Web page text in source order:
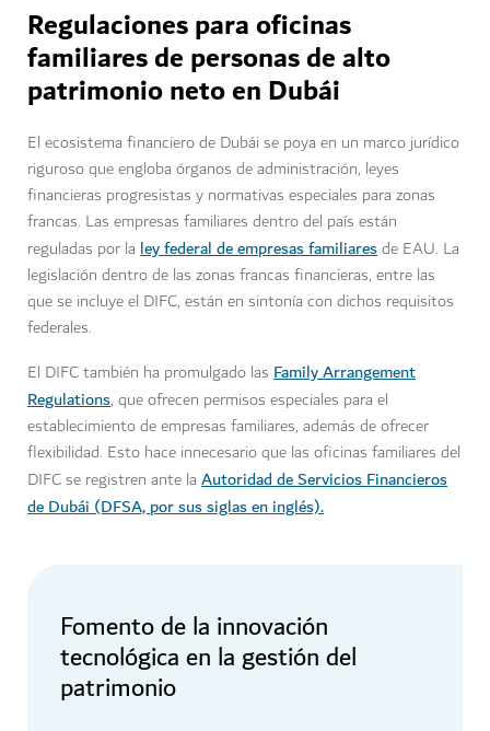
Regulaciones para oficinas
familiares de personas de alto
patrimonio neto en Dubái
El ecosistema financiero de Dubái se poya en un marco jurídico
riguroso que engloba órganos de administración, leyes
financieras progresistas y normativas especiales para zonas
francas. Las empresas familiares dentro del país están
reguladas por la ley federal de empresas familiaresde EAU. La
legislación dentro de las zonas francas financieras, entre las
que se incluye el DIFC, están en sintonía con dichos requisitos
federales.
El DIFC también ha promulgado las Family Arrangement
Regulations, que ofrecen permisos especiales para el
establecimiento de empresas familiares, además de ofrecer
flexibilidad. Esto hace innecesario que las oficinas familiares del
DIFC se registren ante la Autoridad de Servicios Financieros
de Dubái (DFSA, por sus siglas en inglés).
Fomento de la innovación
tecnológica en la gestión del
patrimonio